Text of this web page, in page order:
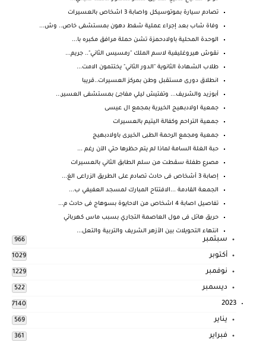
تصادم سيارة بموتوسيكل واصابة 3 اشخاص بالعسيرات
وفاة شاب بعد إجراء عملية شفط دهون بمستشفى خاص.. وش...
الوحدة المحلية باولادحمزة تشن حملة مرافق مكبره با...
نقوش هيروغليفية لاسم الملك "رمسيس الثاني".. جريم...
طلاب الشهادة الثانوية "الدور الثاني" يختتمون الامت...
انطلاق دورى مستقبل وطن بمركز العسيرات..قريبا
أبوزيد والشريف... وتفتيش ليلي مفاجئ بمستشفى العسير...
جمعية اولادبهيج الخيرية بمجمع ال عيسى
جمعية التراحم وكفالة اليتيم بالعسيرات
جمعية ومجمع الرحمة الطبى الخيرى باولادبهيج
‏حبة الغلة السامة لماذا لم يتم حظرها حتي الآن رغم ...
مصرع طفلة سقطت من سلم الطابق الثاني بالعسيرات
إصابة 3 أشخاص فى حادث تصادم على الطريق الزراعى الغ...
الجمعة القادمة ...الافتتاح المبارك لمسجد العفيفي ب...
تفاصيل اصابة 4 اشخاص من الاحايوة بسوهاج فى حادث م...
حريق هائل فى مول العاصمة التجاري بسبب ماس كهربائي
انتهاء التحويلات بين الأزهر الشريف والتربية والتعل...
سبتمبر 966
أكتوبر 1029
نوفمبر 1229
ديسمبر 522
2023
7140
يناير 569
فبراير 361